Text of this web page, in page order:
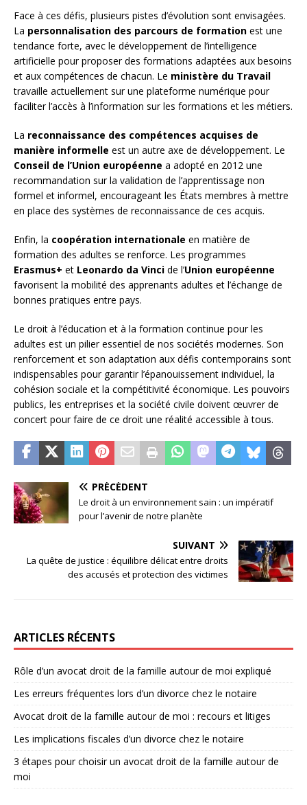
Face à ces défis, plusieurs pistes d’évolution sont envisagées.
La personnalisation des parcours de formation est une
tendance forte, avec le développement de l’intelligence
artificielle pour proposer des formations adaptées aux besoins
et aux compétences de chacun. Le ministère du Travail
travaille actuellement sur une plateforme numérique pour
faciliter l’accès à l’information sur les formations et les métiers.
La reconnaissance des compétences acquises de
manière informelle est un autre axe de développement. Le
Conseil de l’Union européenne a adopté en 2012 une
recommandation sur la validation de l’apprentissage non
formel et informel, encourageant les États membres à mettre
en place des systèmes de reconnaissance de ces acquis.
Enfin, la coopération internationale en matière de
formation des adultes se renforce. Les programmes
Erasmus+ et Leonardo da Vinci de l’Union européenne
favorisent la mobilité des apprenants adultes et l’échange de
bonnes pratiques entre pays.
Le droit à l’éducation et à la formation continue pour les
adultes est un pilier essentiel de nos sociétés modernes. Son
renforcement et son adaptation aux défis contemporains sont
indispensables pour garantir l’épanouissement individuel, la
cohésion sociale et la compétitivité économique. Les pouvoirs
publics, les entreprises et la société civile doivent œuvrer de
concert pour faire de ce droit une réalité accessible à tous.
PRÉCÉDENT
Le droit à un environnement sain : un impératif
pour l’avenir de notre planète
SUIVANT
La quête de justice : équilibre délicat entre droits
des accusés et protection des victimes
ARTICLES RÉCENTS
Rôle d’un avocat droit de la famille autour de moi expliqué
Les erreurs fréquentes lors d’un divorce chez le notaire
Avocat droit de la famille autour de moi : recours et litiges
Les implications fiscales d’un divorce chez le notaire
3 étapes pour choisir un avocat droit de la famille autour de
moi